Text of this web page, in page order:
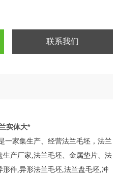
联系我们
实体大*
一家集生产、经营法兰毛坯，法兰
产厂家,法兰毛坯、金属垫片、法
件,异形法兰毛坯,法兰盘毛坯,冲